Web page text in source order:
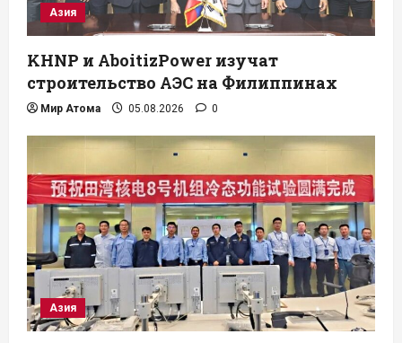
Азия
KHNP и AboitizPower изучат
строительство АЭС на Филиппинах
Мир Атома 05.08.2026 0
Азия